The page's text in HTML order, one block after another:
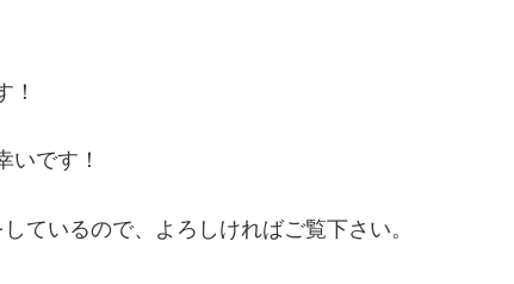
！
いです！
ているので、よろしければご覧下さい。